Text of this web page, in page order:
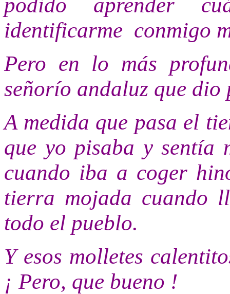
podido aprender
identificarme conmigo
Pero en lo más
señorío andaluz que
A medida que pasa el
que yo pisaba y sentía
cuando iba a coger
tierra mojada cuando
todo el pueblo.
Y esos molletes
¡ Pero, que bueno !